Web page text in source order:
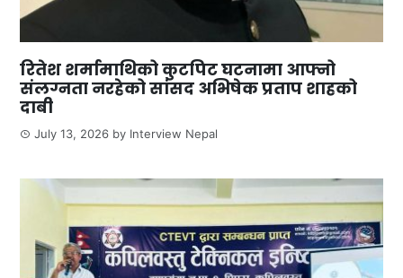
रितेश शर्मामाथिको कुटपिट घटनामा आफ्नो
संलग्नता नरहेको सांसद अभिषेक प्रताप शाहको
दाबी
July 13, 2026 by Interview Nepal